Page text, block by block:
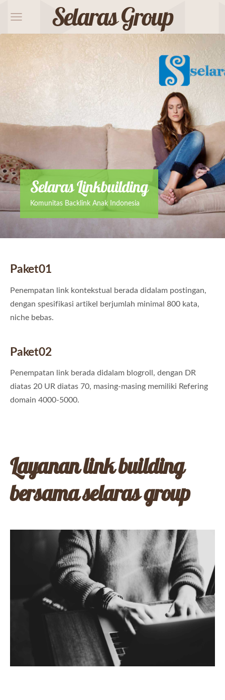
Selaras Group
Selaras Linkbuilding
Komunitas Backlink Anak Indonesia
Paket01
Penempatan link kontekstual berada didalam postingan,
dengan spesifikasi artikel berjumlah minimal 800 kata,
niche bebas.
Paket02
Penempatan link berada didalam blogroll, dengan DR
diatas 20 UR diatas 70, masing-masing memiliki Refering
domain 4000-5000.
Layanan link building
bersama selaras group